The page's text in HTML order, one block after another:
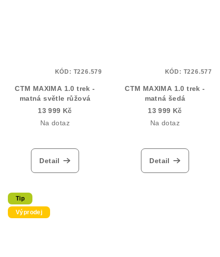
CTM MAXIMA 1.0 trek -
matná světle růžová
13 999 Kč
Na dotaz
Detail
KÓD: T226.579
CTM MAXIMA 1.0 trek -
matná šedá
13 999 Kč
Na dotaz
Detail
KÓD: T226.577
Tip
Výprodej